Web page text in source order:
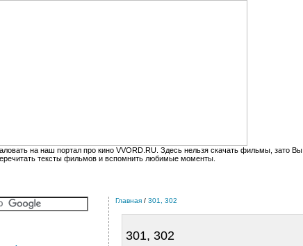
на наш портал про кино VVORD.RU. Здесь нельзя скачать фильмы, зато Вы
тексты фильмов и вспомнить любимые моменты.
Главная / 301, 302
301, 302